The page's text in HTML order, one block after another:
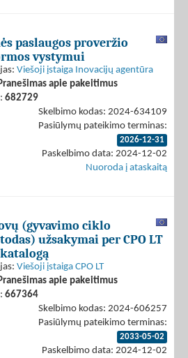
paslaugos proveržio
vystymui
Viešoji įstaiga Inovacijų agentūra
apie pakeitimus
682729
Skelbimo kodas: 2024-634109
Pasiūlymų pateikimo terminas:
2026-12-31
Paskelbimo data: 2024-12-02
Nuoroda į ataskaitą
(gyvavimo ciklo
užsakymai per CPO LT
Viešoji įstaiga CPO LT
apie pakeitimus
667364
Skelbimo kodas: 2024-606257
Pasiūlymų pateikimo terminas:
2033-05-02
Paskelbimo data: 2024-12-02